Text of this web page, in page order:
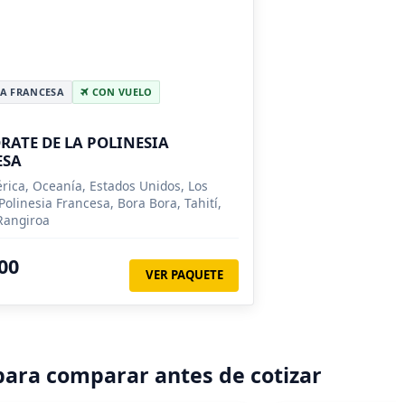
FRANCESA CON VUELO
DE LA POLINESIA
Oceanía, Estados Unidos, Los
Francesa, Bora Bora, Tahití,
VER PAQUETE
comparar antes de cotizar